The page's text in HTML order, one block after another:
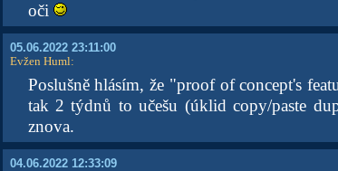
oči
05.06.2022 23:11:00
Evžen Huml:
Poslušně hlásím, že "proof of concept's
tak 2 týdnů to učešu (úklid copy/paste
znova.
04.06.2022 12:33:09